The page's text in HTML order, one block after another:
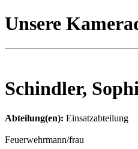
Unsere
Schindler,
Abteilung(en): Einsatzabteilung
Feuerwehrmann/frau